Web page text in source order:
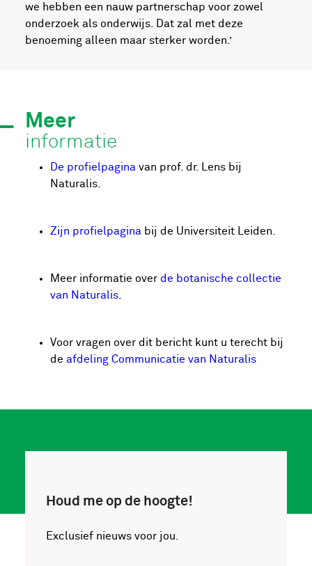
we hebben een nauw partnerschap voor zowel
onderzoek als onderwijs. Dat zal met deze
benoeming alleen maar sterker worden.’
Meer
informatie
De profielpagina van prof. dr. Lens bij
Naturalis.
Zijn profielpagina bij de Universiteit Leiden.
Meer informatie over de botanische collectie
van Naturalis.
Voor vragen over dit bericht kunt u terecht bij
de afdeling Communicatie van Naturalis
Houd me op de hoogte!
Exclusief nieuws voor jou.